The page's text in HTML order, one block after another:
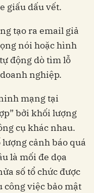
giấu dấu vết.
tạo ra email giả
nói hoặc hình
động dò tìm lỗ
nghiệp.
mạng tại
bởi khối lượng
cụ khác nhau.
cảnh báo quá
là mối đe dọa
số tổ chức được
công việc bảo mật